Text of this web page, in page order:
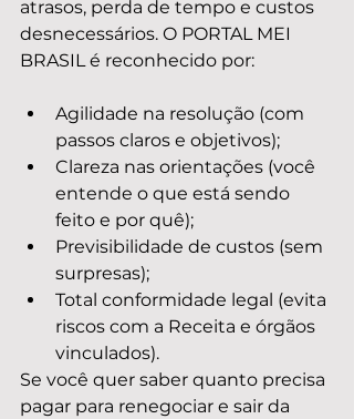
atrasos, perda de tempo e custos
desnecessários. O PORTAL MEI
BRASIL é reconhecido por:
Agilidade na resolução (com
passos claros e objetivos);
Clareza nas orientações (você
entende o que está sendo
feito e por quê);
Previsibilidade de custos (sem
surpresas);
Total conformidade legal (evita
riscos com a Receita e órgãos
vinculados).
Se você quer saber quanto precisa
pagar para renegociar e sair da